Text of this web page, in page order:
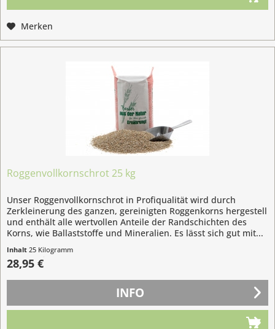
Merken
Roggenvollkornschrot 25 kg
Unser Roggenvollkornschrot in Profiqualität wird durch
Zerkleinerung des ganzen, gereinigten Roggenkorns hergestell
und enthält alle wertvollen Anteile der Randschichten des
Korns, wie Ballaststoffe und Mineralien. Es lässt sich gut mit...
Inhalt 25 Kilogramm
(1,16 € / 1 Kilogramm)
28,95 €
INFO